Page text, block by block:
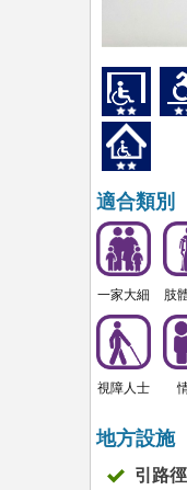
適合類別
一家大細 肢
視障人士
地方設施
引路徑